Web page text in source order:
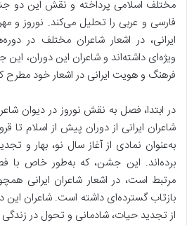
مختلف اسلامی پرداخته و نقش این دو
فارسی و عربی را تحلیل می‌کند. نوروز و
ایرانی، در اشعار شاعران مختلف در
ویژه‌ای داشته‌اند و شاعران این دوران، این
فرهنگ و هویت ایرانی در اشعار خود مطرح
در ابتدا، فصل به نقش نوروز در دیوان
شاعران ایرانی از دوران پیش از اسلام تا
به‌عنوان نمادی از آغاز سال نو، بهار و
برده‌اند. این جشن، که به‌طور خاص با
مرتبط است، در اشعار شاعران ایرانی
بازتاب گسترده‌ای داشته است. شاعران این
از تجدید حیات، شادمانی و تحول در زندگی